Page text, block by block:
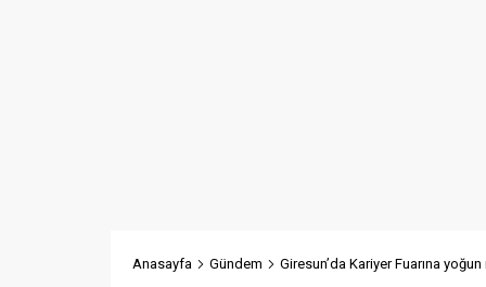
Anasayfa Gündem Giresun’da Kariyer Fuarına